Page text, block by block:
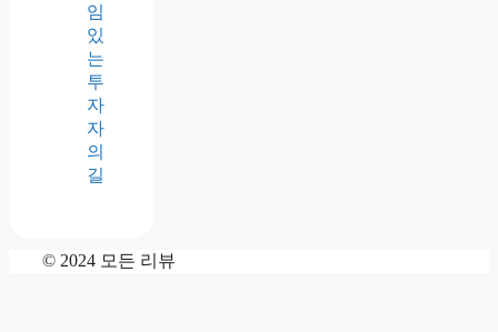
임
있
는
투
자
자
의
길
© 2024 모든 리뷰